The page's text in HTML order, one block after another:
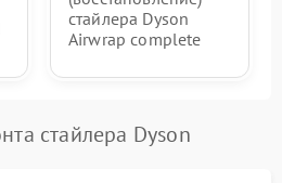
стайлера Dyson
Airwrap complete
стайлера Dyson